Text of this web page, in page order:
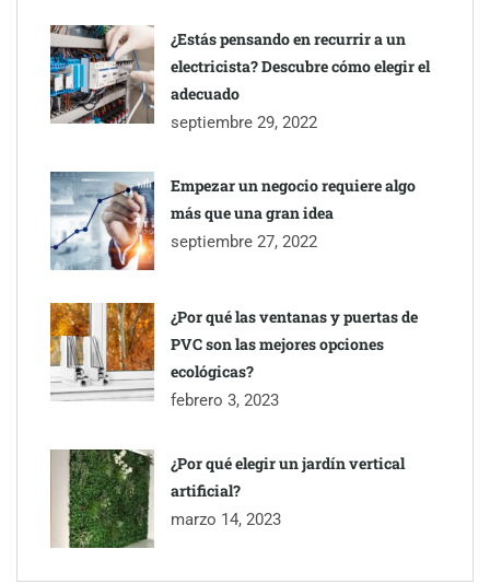
¿Estás pensando en recurrir a un
electricista? Descubre cómo elegir el
adecuado
septiembre 29, 2022
Empezar un negocio requiere algo
más que una gran idea
septiembre 27, 2022
¿Por qué las ventanas y puertas de
PVC son las mejores opciones
ecológicas?
febrero 3, 2023
¿Por qué elegir un jardín vertical
artificial?
marzo 14, 2023